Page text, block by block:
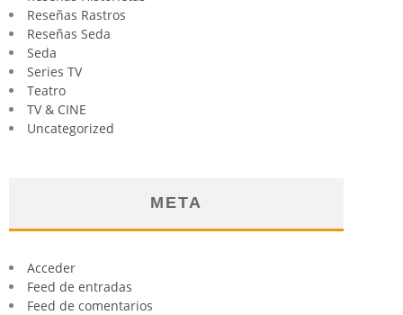
Reseñas Rastros
Reseñas Seda
Seda
Series TV
Teatro
TV & CINE
Uncategorized
META
Acceder
Feed de entradas
Feed de comentarios